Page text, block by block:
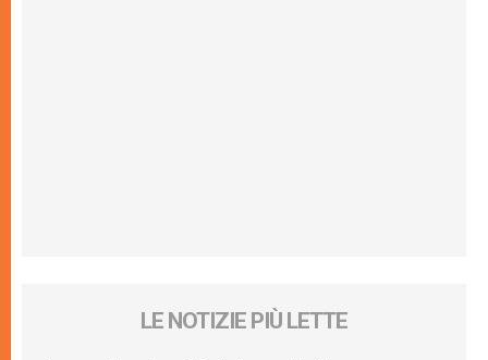
LE NOTIZIE PIÙ LETTE